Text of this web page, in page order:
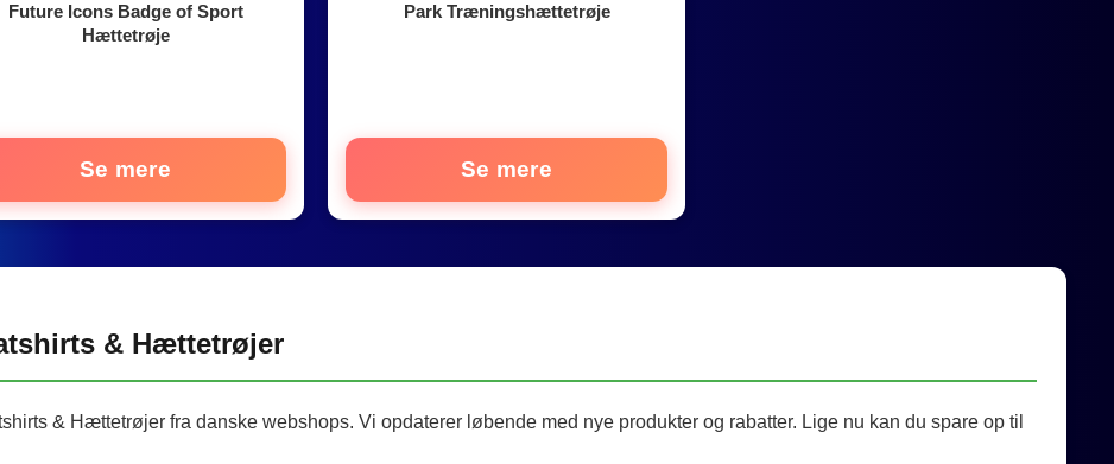
Future Icons Badge of Sport
Hættetrøje
Se mere
Park Træningshættetrøje
Se mere
& Hættetrøjer
& Hættetrøjer fra danske webshops. Vi opdaterer løbende med nye produkter og rabatter. Lige nu kan du spare op til